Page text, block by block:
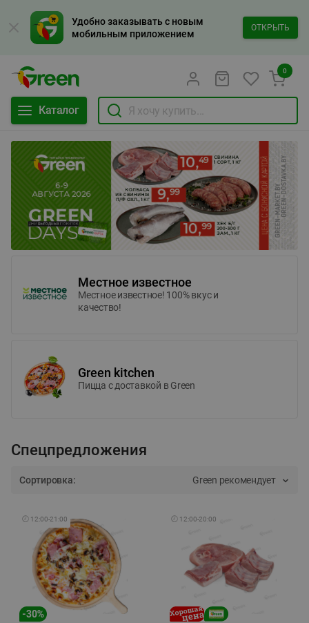
Удобно заказывать с новым
мобильным приложением
ОТКРЫТЬ
Каталог
0
Местное известное
Местное известное! 100% вкус и
качество!
Green kitchen
Пицца c доставкой в Green
Спецпредложения
Сортировка: Green рекомендует
🕘 12:00-21:00
-30%
🕘 12:00-20:00